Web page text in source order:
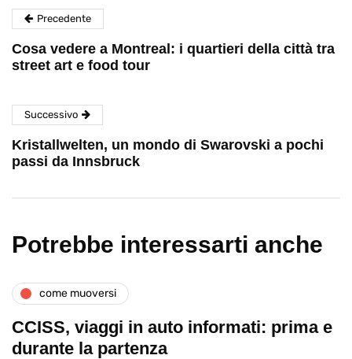
Precedente
Cosa vedere a Montreal: i quartieri della città tra
street art e food tour
Successivo
Kristallwelten, un mondo di Swarovski a pochi
passi da Innsbruck
Potrebbe interessarti anche
come muoversi
CCISS, viaggi in auto informati: prima e
durante la partenza